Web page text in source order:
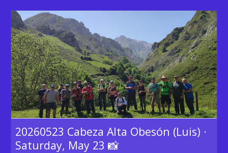
20260523 Cabeza Alta Obesón (Luis) ·
Saturday, May 23 📸